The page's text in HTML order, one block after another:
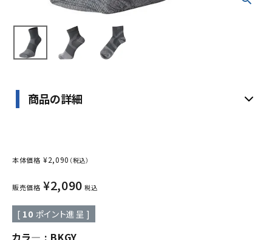
商品の詳細
本体価格 ¥2,090 （税込）
販売価格 ¥2,090 税込
[ 10 ポイント進呈 ]
カラ― BKGY